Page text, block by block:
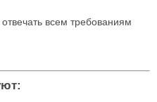
всем требованиям